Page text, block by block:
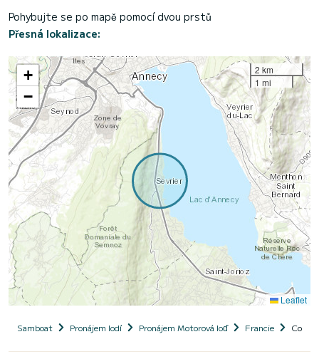
Pohybujte se po mapě pomocí dvou prstů
Přesná lokalizace:
+
−
2 km
1 mi
Leaflet
Samboat Pronájem lodí Pronájem Motorová loď Francie Coeur